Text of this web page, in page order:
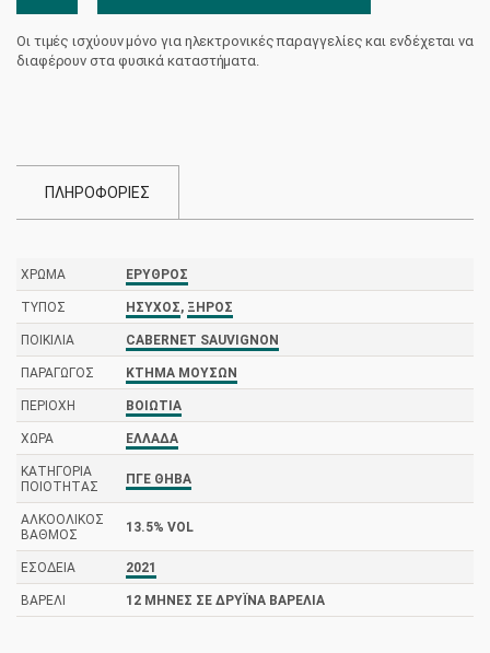
Κτήμα
Μουσών
Οι τιμές ισχύουν μόνο για ηλεκτρονικές παραγγελίες και ενδέχεται να
διαφέρουν στα φυσικά καταστήματα.
ΠΛΗΡΟΦΟΡΙΕΣ
ΧΡΏΜΑ ΕΡΥΘΡΌΣ
ΤΎΠΟΣ ΉΣΥΧΟΣ, ΞΗΡΌΣ
ΠΟΙΚΙΛΊΑ CABERNET SAUVIGNON
ΠΑΡΑΓΩΓΌΣ ΚΤΉΜΑ ΜΟΥΣΏΝ
ΠΕΡΙΟΧΉ ΒΟΙΩΤΊΑ
ΧΏΡΑ ΕΛΛΆΔΑ
ΚΑΤΗΓΟΡΊΑ
ΠΟΙΌΤΗΤΑΣ
ΠΓΕ ΘΉΒΑ
ΑΛΚΟΟΛΙΚΌΣ
ΒΑΘΜΌΣ
13.5% VOL
ΕΣΟΔΕΊΑ 2021
ΒΑΡΈΛΙ 12 ΜΗΝΕΣ ΣΕ ΔΡΎΙΝΑ ΒΑΡΈΛΙΑ